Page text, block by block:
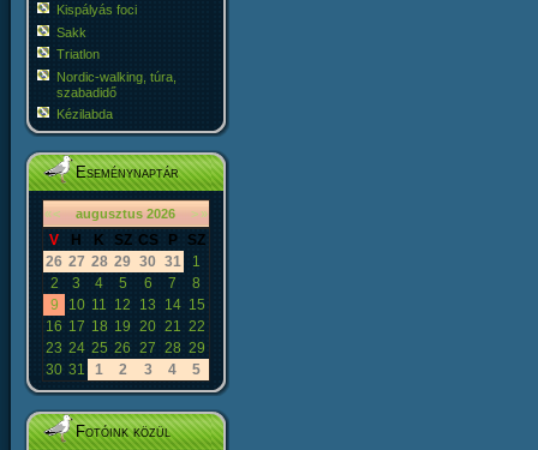
Kispályás foci
Sakk
Triatlon
Nordic-walking, túra,
szabadidő
Kézilabda
Eseménynaptár
«< augusztus 2026 >»
V H K SZ CS P
SZ
26 27 28 29 30 31
1
2
3 4 5 6 7
8
9
10 11 12 13 14 15
16 17 18 19 20 21 22
23 24 25 26 27 28 29
30 31 1 2 3 4 5
Fotóink közül